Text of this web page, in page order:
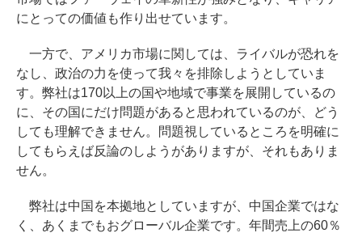
にとっての価値も作り出せています。
一方で、アメリカ市場に関しては、ライバルが恐れを
なし、政治の力を使って我々を排除しようとしていま
す。弊社は170以上の国や地域で事業を展開しているの
に、その国にだけ問題があると思われているのが、どう
しても理解できません。問題視しているところを明確に
してもらえば反論のしようがありますが、それもありま
せん。
弊社は中国を本拠地としていますが、中国企業ではな
く、あくまでもおグローバル企業です。年間売上の60％